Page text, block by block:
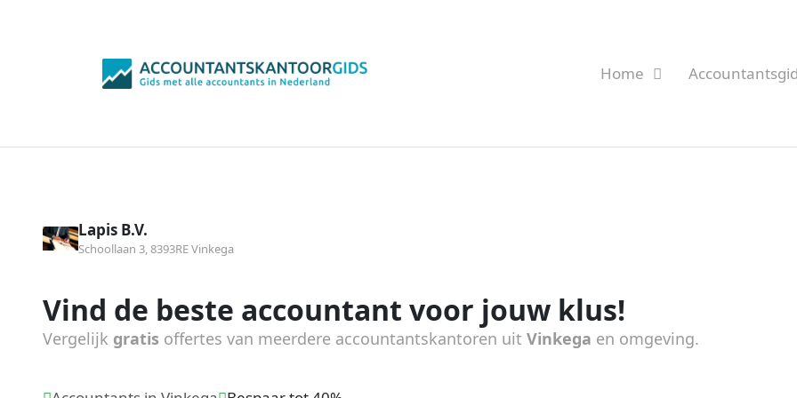
Home
Lapis B.V.
Schoollaan 3, 8393RE Vinkega
Vind de beste accountant voor jouw klus!
Vergelijk gratis offertes van meerdere accountantskantoren uit Vinkega en omgeving.